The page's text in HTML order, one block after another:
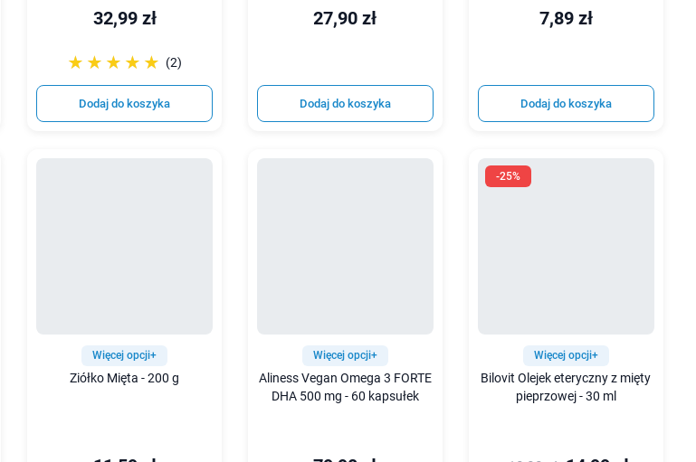
32,99 zł
☆☆☆☆☆
★★★★★ (2)
Dodaj do koszyka
27,90 zł
Dodaj do koszyka
7,89 zł
Dodaj do koszyka
Więcej opcji+
Ziółko Mięta - 200 g
Więcej opcji+
Aliness Vegan Omega 3 FORTE
DHA 500 mg - 60 kapsułek
-25%
Więcej opcji+
Bilovit Olejek eteryczny z mięty
pieprzowej - 30 ml